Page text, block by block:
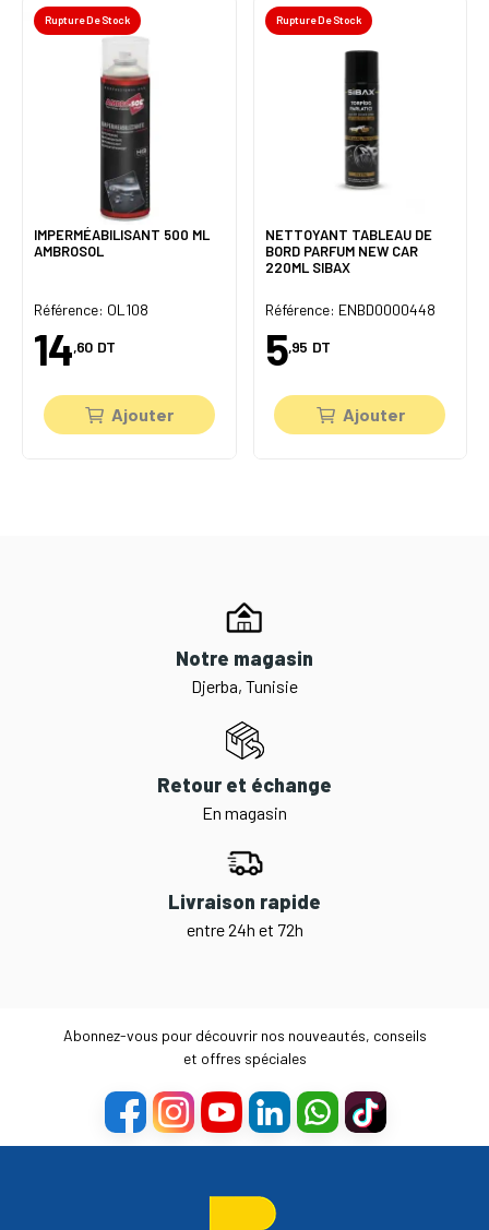
Rupture De Stock
IMPERMÉABILISANT 500 ML
AMBROSOL
Référence: OL108
14,60 DT
Ajouter
Rupture De Stock
NETTOYANT TABLEAU DE
BORD PARFUM NEW CAR
220ML SIBAX
Référence: ENBD0000448
5,95 DT
Ajouter
Notre magasin
Djerba, Tunisie
Retour et échange
En magasin
Livraison rapide
entre 24h et 72h
Abonnez-vous pour découvrir nos nouveautés, conseils
et offres spéciales